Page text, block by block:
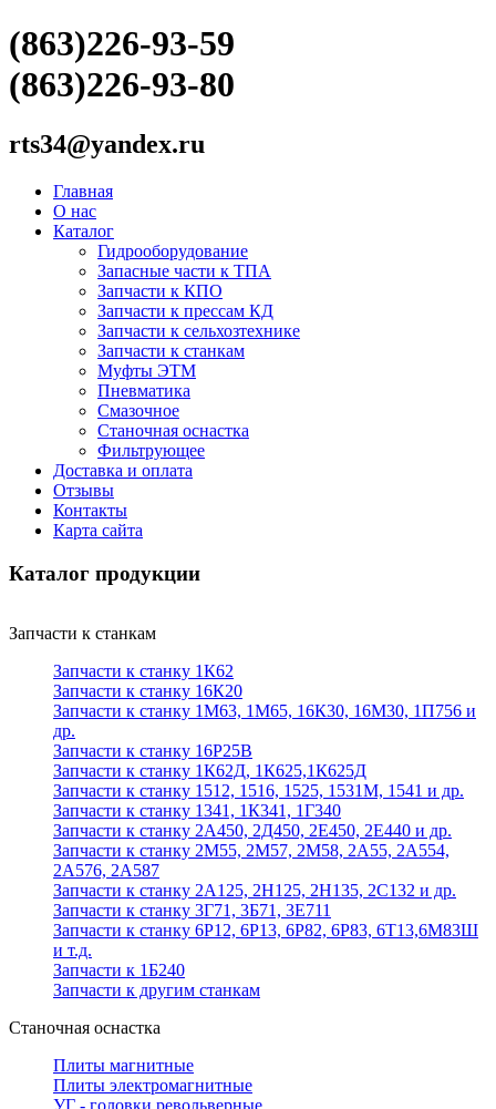
(863)226-93-59
(863)226-93-80
rts34@yandex.ru
Главная
О нас
Каталог
Гидрооборудование
Запасные части к ТПА
Запчасти к КПО
Запчасти к прессам КД
Запчасти к сельхозтехнике
Запчасти к станкам
Муфты ЭТМ
Пневматика
Смазочное
Станочная оснастка
Фильтрующее
Доставка и оплата
Отзывы
Контакты
Карта сайта
Каталог продукции
Запчасти к станкам
Запчасти к станку 1К62
Запчасти к станку 16К20
Запчасти к станку 1М63, 1М65, 16К30, 16М30, 1П756 и
др.
Запчасти к станку 16Р25В
Запчасти к станку 1К62Д, 1К625,1К625Д
Запчасти к станку 1512, 1516, 1525, 1531М, 1541 и др.
Запчасти к станку 1341, 1К341, 1Г340
Запчасти к станку 2А450, 2Д450, 2Е450, 2Е440 и др.
Запчасти к станку 2М55, 2М57, 2М58, 2А55, 2А554,
2А576, 2А587
Запчасти к станку 2А125, 2Н125, 2Н135, 2С132 и др.
Запчасти к станку 3Г71, 3Б71, 3Е711
Запчасти к станку 6Р12, 6Р13, 6Р82, 6Р83, 6Т13,6М83Ш
и т.д.
Запчасти к 1Б240
Запчасти к другим станкам
Станочная оснастка
Плиты магнитные
Плиты электромагнитные